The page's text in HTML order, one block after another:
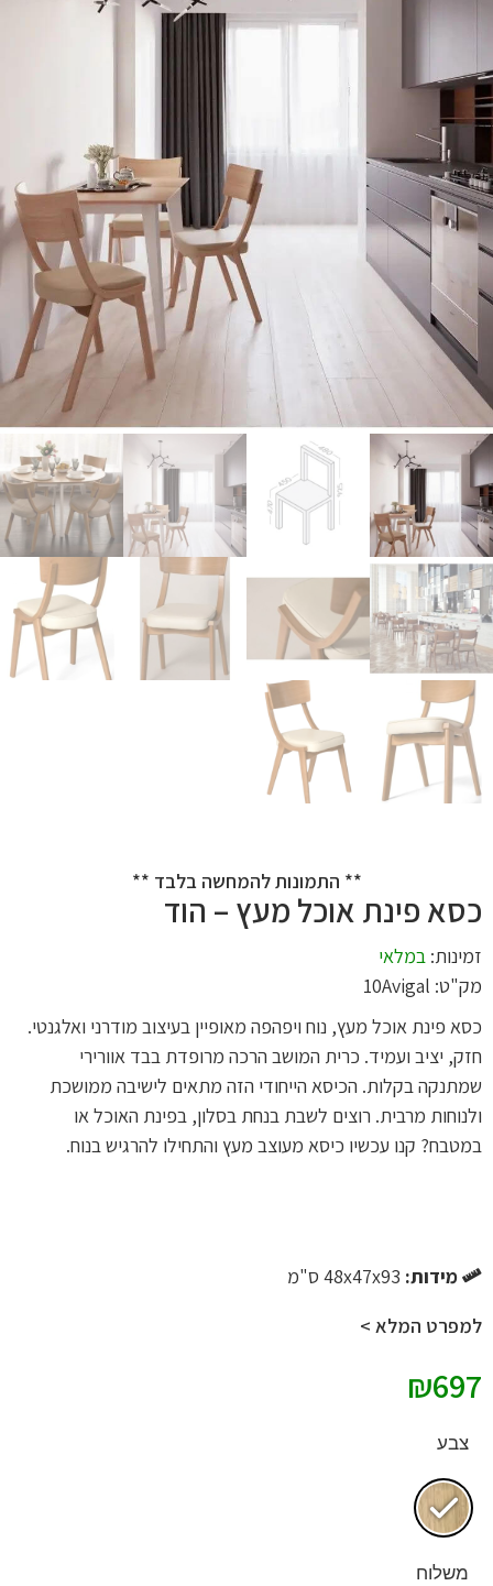
** התמונות להמחשה בלבד **
כסא פינת אוכל מעץ – הוד
זמינות: במלאי
מק"ט: 10Avigal
כסא פינת אוכל מעץ, נוח ויפהפה מאופיין בעיצוב מודרני ואלגנטי.
חזק, יציב ועמיד. כרית המושב הרכה מרופדת בבד אוורירי
שמתנקה בקלות. הכיסא הייחודי הזה מתאים לישיבה ממושכת
ולנוחות מרבית. רוצים לשבת בנחת בסלון, בפינת האוכל או
במטבח? קנו עכשיו כיסא מעוצב מעץ והתחילו להרגיש בנוח.
מידות: 48x47x93 ס"מ
למפרט המלא >
₪697
צבע
משלוח